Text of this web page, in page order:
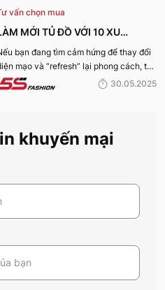
vấn chọn mua
MỚI TỦ ĐỒ VỚI 10 XU
THỜI TRANG HOT NHẤT
HÈ 2025
bạn đang tìm cảm hứng để thay đổi
mạo và “refresh” lại phong cách, thì
10 xu hướng thời trang Hè 2025 này
nay nhé!
30.05.2025
khuyến mại